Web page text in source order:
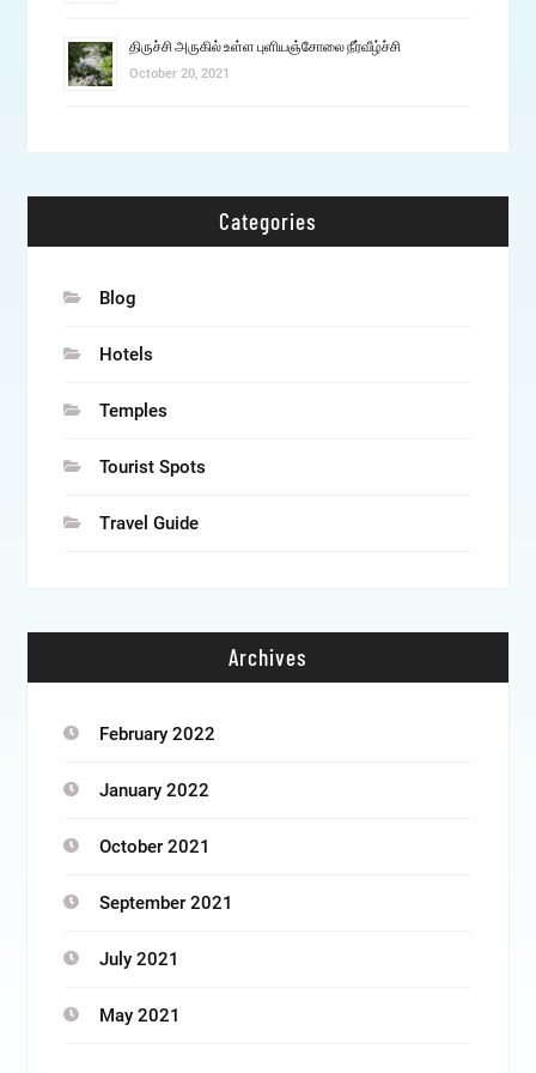
திருச்சி அருகில் உள்ள புளியஞ்சோலை நீர்வீழ்ச்சி
October 20, 2021
Categories
Blog
Hotels
Temples
Tourist Spots
Travel Guide
Archives
February 2022
January 2022
October 2021
September 2021
July 2021
May 2021